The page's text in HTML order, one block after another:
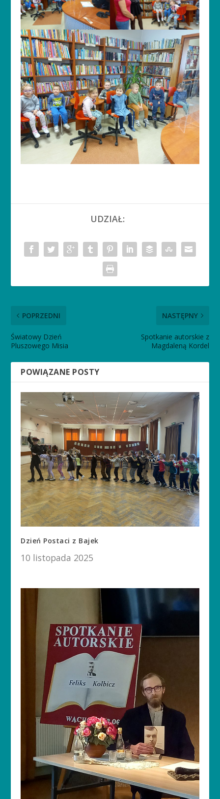
UDZIAŁ:
POPRZEDNI
Światowy Dzień
Pluszowego Misia
NASTĘPNY
Spotkanie autorskie z
Magdaleną Kordel
POWIĄZANE POSTY
Dzień Postaci z Bajek
10 listopada 2025